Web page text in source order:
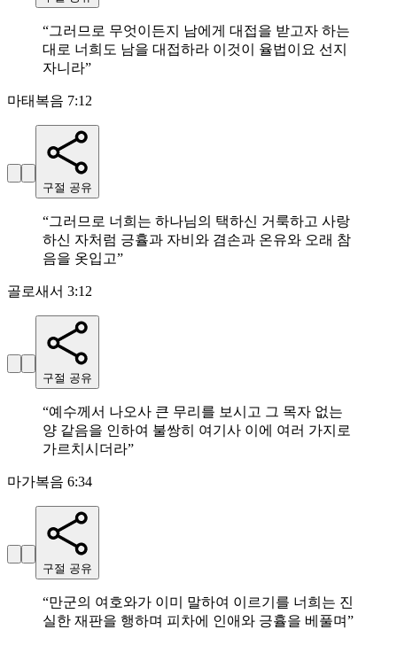
“그러므로 무엇이든지 남에게 대접을 받고자 하는
대로 너희도 남을 대접하라 이것이 율법이요 선지
자니라”
마태복음 7:12
구절 공유
“그러므로 너희는 하나님의 택하신 거룩하고 사랑
하신 자처럼 긍휼과 자비와 겸손과 온유와 오래 참
음을 옷입고”
골로새서 3:12
구절 공유
“예수께서 나오사 큰 무리를 보시고 그 목자 없는
양 같음을 인하여 불쌍히 여기사 이에 여러 가지로
가르치시더라”
마가복음 6:34
구절 공유
“만군의 여호와가 이미 말하여 이르기를 너희는 진
실한 재판을 행하며 피차에 인애와 긍휼을 베풀며”